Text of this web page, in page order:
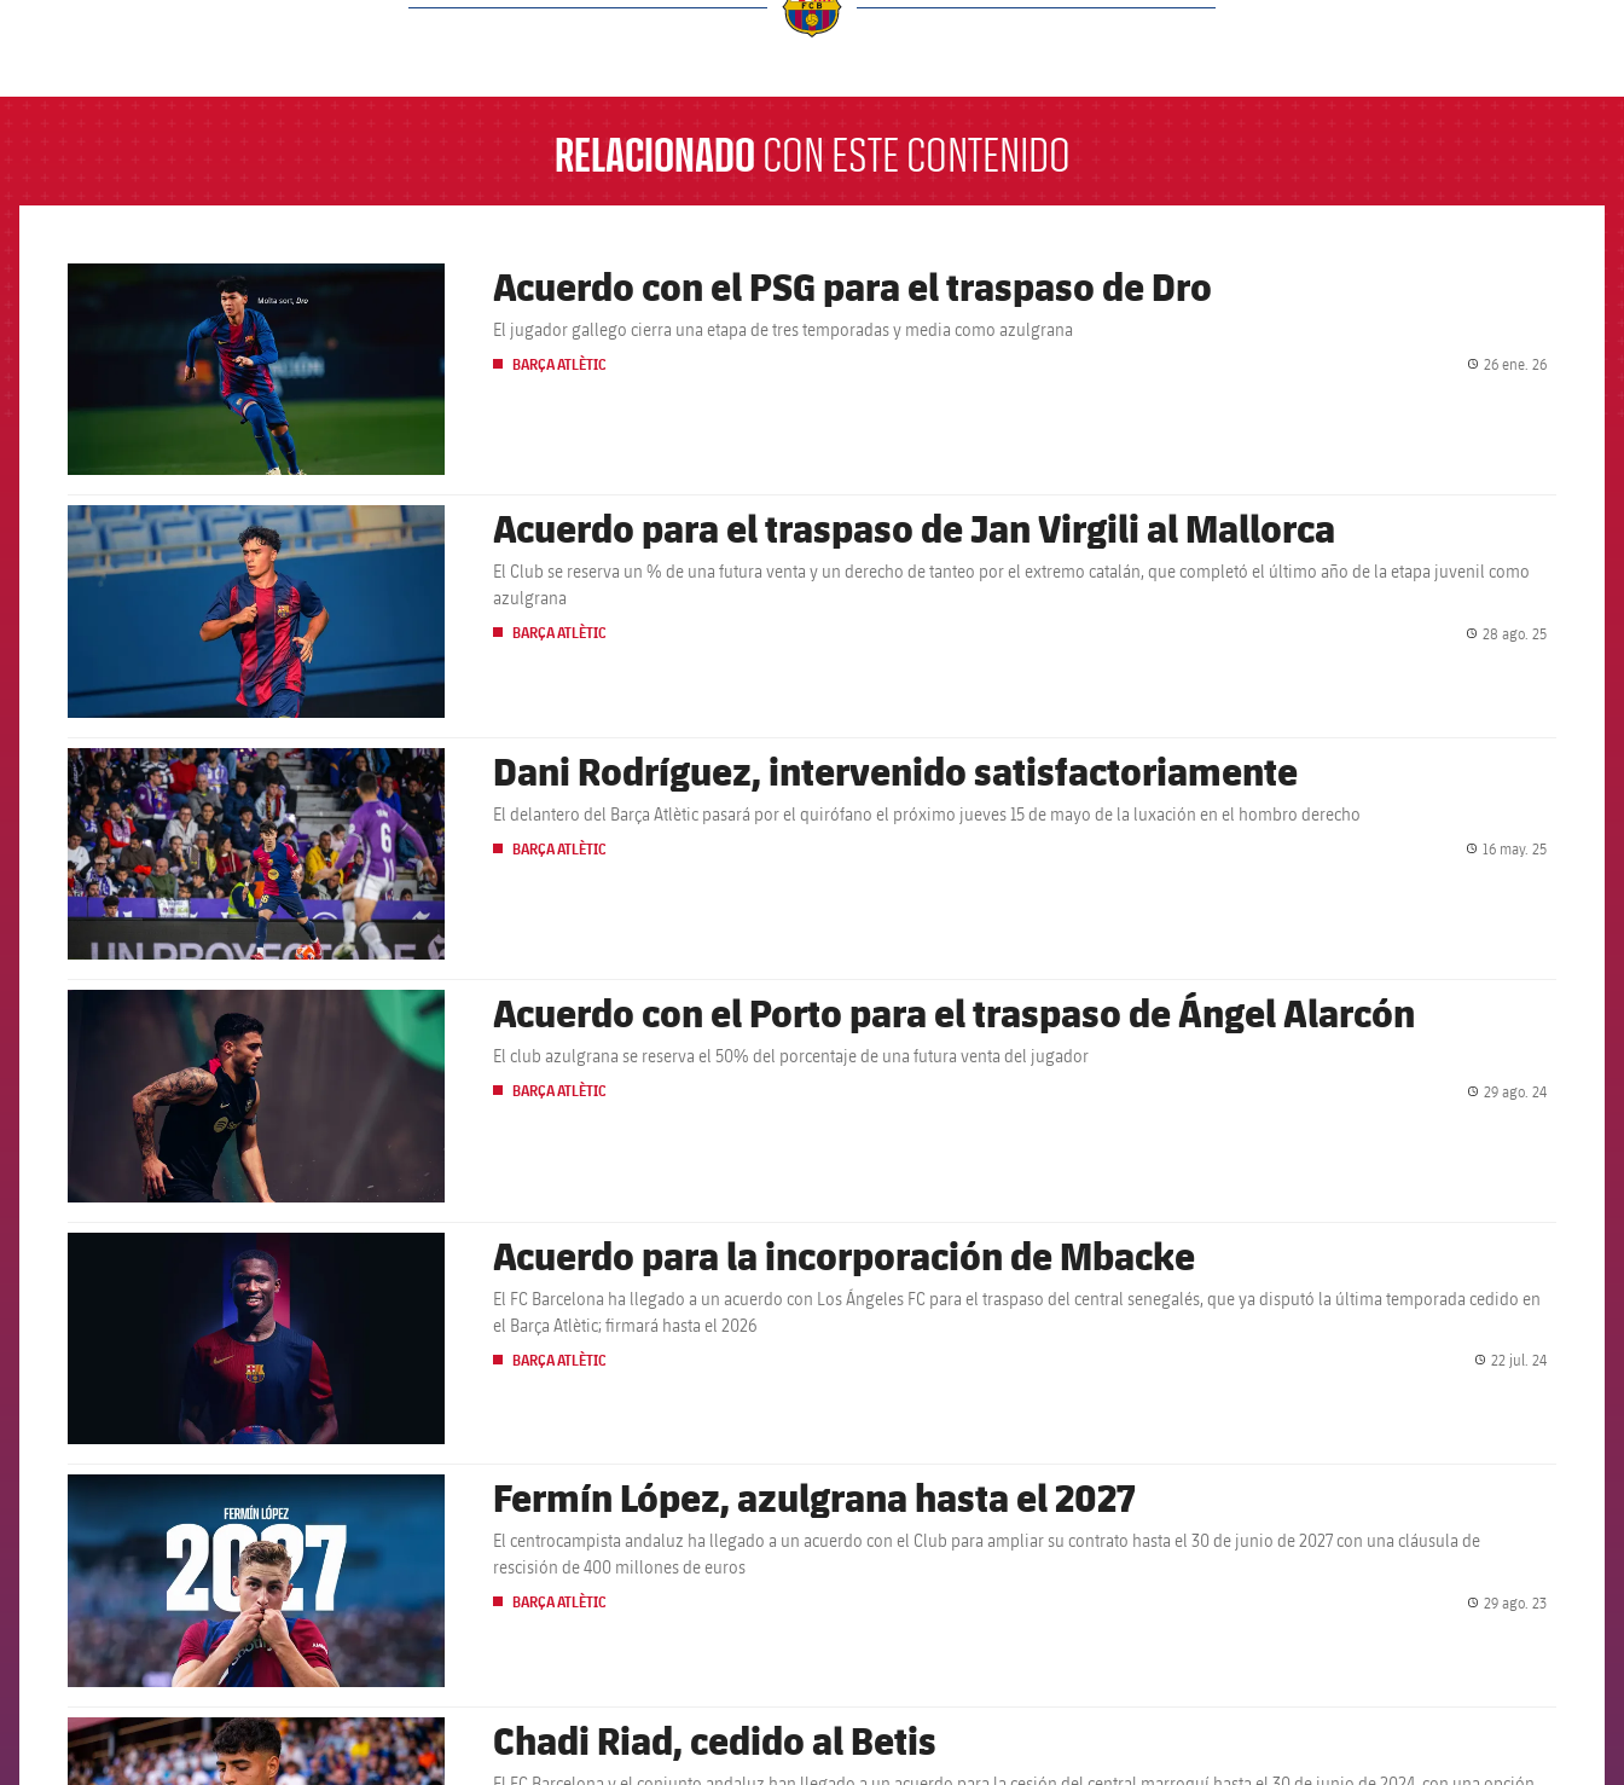
RELACIONADO CON ESTE CONTENIDO
Acuerdo con el PSG para el traspaso de Dro
El jugador gallego cierra una etapa de tres temporadas y media como azulgrana
BARÇA ATLÈTIC 26 ene. 26
FCB Barcelona badge Acuerdo para el traspaso de Jan Virgili al Mallorca
El Club se reserva un % de una futura venta y un derecho de tanteo por el extremo catalán, que completó el último año de la etapa juvenil como
azulgrana
BARÇA ATLÈTIC 28 ago. 25
FCB Barcelona badge Dani Rodríguez, intervenido satisfactoriamente
El delantero del Barça Atlètic pasará por el quirófano el próximo jueves 15 de mayo de la luxación en el hombro derecho
BARÇA ATLÈTIC 16 may. 25
FCB Barcelona badge Acuerdo con el Porto para el traspaso de Ángel Alarcón
El club azulgrana se reserva el 50% del porcentaje de una futura venta del jugador
BARÇA ATLÈTIC 29 ago. 24
Acuerdo para la incorporación de Mbacke
El FC Barcelona ha llegado a un acuerdo con Los Ángeles FC para el traspaso del central senegalés, que ya disputó la última temporada cedido en
el Barça Atlètic; firmará hasta el 2026
BARÇA ATLÈTIC 22 jul. 24
FCB Barcelona badge Fermín López, azulgrana hasta el 2027
El centrocampista andaluz ha llegado a un acuerdo con el Club para ampliar su contrato hasta el 30 de junio de 2027 con una cláusula de
rescisión de 400 millones de euros
BARÇA ATLÈTIC 29 ago. 23
FCB Barcelona badge Chadi Riad, cedido al Betis